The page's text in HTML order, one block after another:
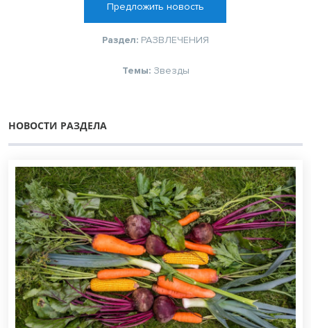
Предложить новость
Раздел: РАЗВЛЕЧЕНИЯ
Темы: Звезды
НОВОСТИ РАЗДЕЛА